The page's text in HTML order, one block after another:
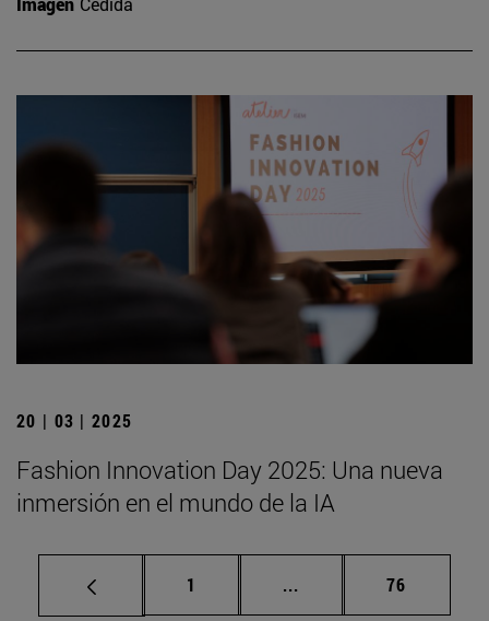
20 | 03 | 2025
Fashion Innovation Day 2025: Una nueva
inmersión en el mundo de la IA
Página
1 ... Páginas intermedias
Página
76